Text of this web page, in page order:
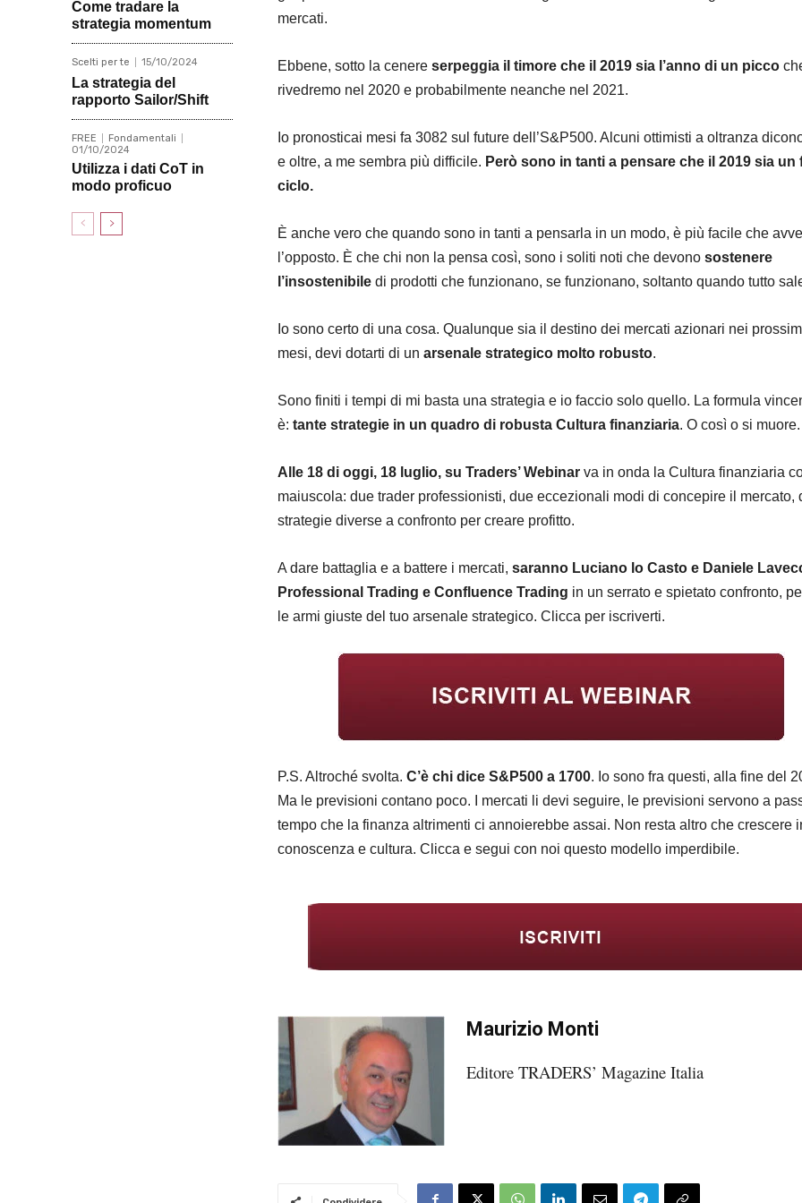
Come tradare la
strategia momentum
Scelti per te 15/10/2024
La strategia del
rapporto Sailor/Shift
FREE
Fondamentali
01/10/2024
Utilizza i dati CoT in
modo proficuo
mercati.
Ebbene, sotto la cenere serpeggia il timore che il 2019 sia l’anno di un picco
rivedremo nel 2020 e probabilmente neanche nel 2021.
Io pronosticai mesi fa 3082 sul future dell’S&P500. Alcuni ottimisti a oltranza
e oltre, a me sembra più difficile. Però sono in tanti a pensare che il 2019 sia un
ciclo.
È anche vero che quando sono in tanti a pensarla in un modo, è più facile che
l’opposto. È che chi non la pensa così, sono i soliti noti che devono sostenere
l’insostenibile di prodotti che funzionano, se funzionano, soltanto quando tutto
Io sono certo di una cosa. Qualunque sia il destino dei mercati azionari nei
mesi, devi dotarti di un arsenale strategico molto robusto.
Sono finiti i tempi di mi basta una strategia e io faccio solo quello. La formula
è: tante strategie in un quadro di robusta Cultura finanziaria. O così o si muore.
Alle 18 di oggi, 18 luglio, su Traders’ Webinar va in onda la Cultura finanziaria
maiuscola: due trader professionisti, due eccezionali modi di concepire il mercato,
strategie diverse a confronto per creare profitto.
A dare battaglia e a battere i mercati, saranno Luciano lo Casto e Daniele
Professional Trading e Confluence Trading in un serrato e spietato confronto,
le armi giuste del tuo arsenale strategico. Clicca per iscriverti.
P.S. Altroché svolta. C’è chi dice S&P500 a 1700. Io sono fra questi, alla fine del
Ma le previsioni contano poco. I mercati li devi seguire, le previsioni servono a
tempo che la finanza altrimenti ci annoierebbe assai. Non resta altro che crescere
conoscenza e cultura. Clicca e segui con noi questo modello imperdibile.
Maurizio Monti
Editore TRADERS’ Magazine Italia